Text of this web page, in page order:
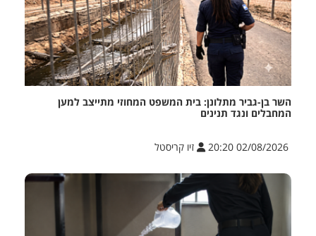
השר בן-גביר מתלונן: בית המשפט המחוזי מתייצב למען
המחבלים ונגד תנינים
02/08/2026 20:20 זיו קריסטל